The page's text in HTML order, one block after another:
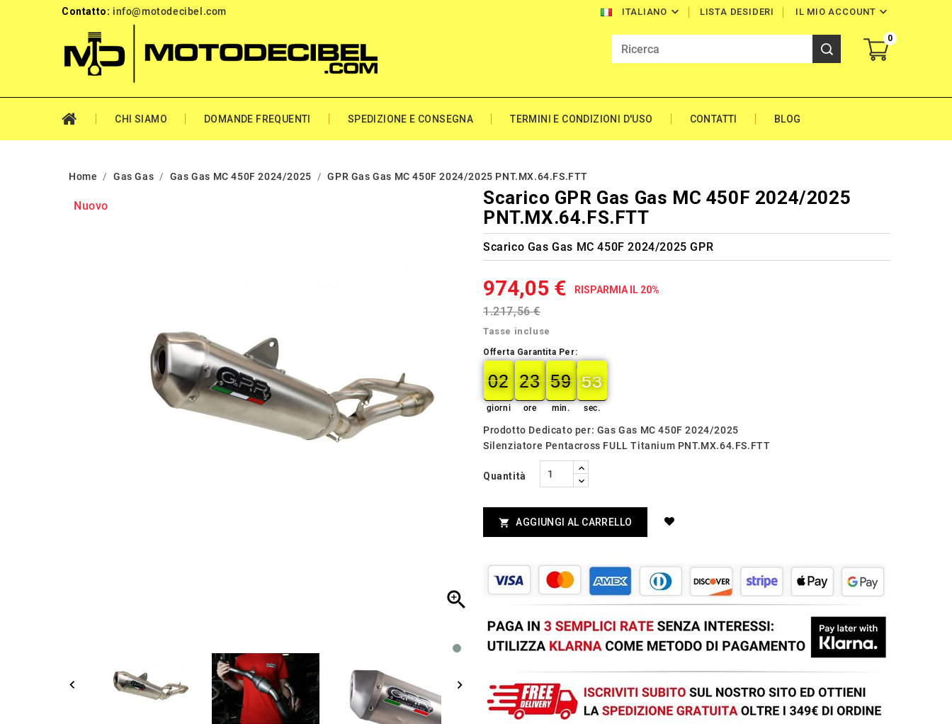
Contatto: info@motodecibel.com ITALIANO  IL MIO ACCOUNT 
LISTA DESIDERI
0
CHI SIAMO DOMANDE FREQUENTI SPEDIZIONE E CONSEGNA TERMINI E CONDIZIONI D'USO CONTATTI BLOG
Home Gas Gas Gas Gas MC 450F 2024/2025 GPR Gas Gas MC 450F 2024/2025 PNT.MX.64.FS.FTT
Nuovo

Scarico GPR Gas Gas MC 450F 2024/2025
PNT.MX.64.FS.FTT
Scarico Gas Gas MC 450F 2024/2025 GPR
974,05 € RISPARMIA IL 20%
1.217,56 €
Tasse incluse
Offerta Garantita Per:
02
02
00
giorni
23
23
00
ore
59
59
00
min.
52
51
52
sec.
Prodotto Dedicato per: Gas Gas MC 450F 2024/2025
Silenziatore Pentacross FULL Titanium PNT.MX.64.FS.FTT
Quantità
 AGGIUNGI AL CARRELLO